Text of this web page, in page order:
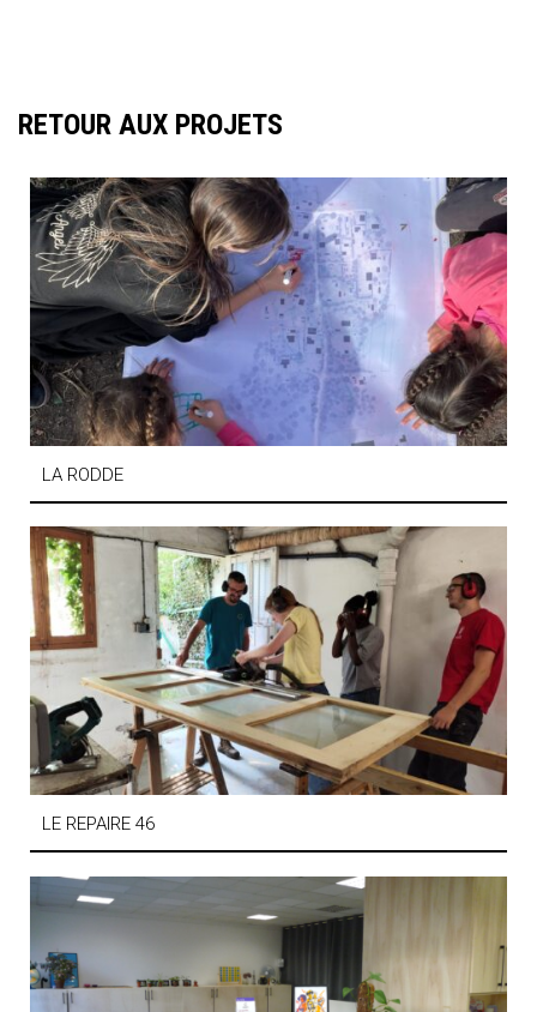
RETOUR AUX PROJETS
LA RODDE
LE REPAIRE 46